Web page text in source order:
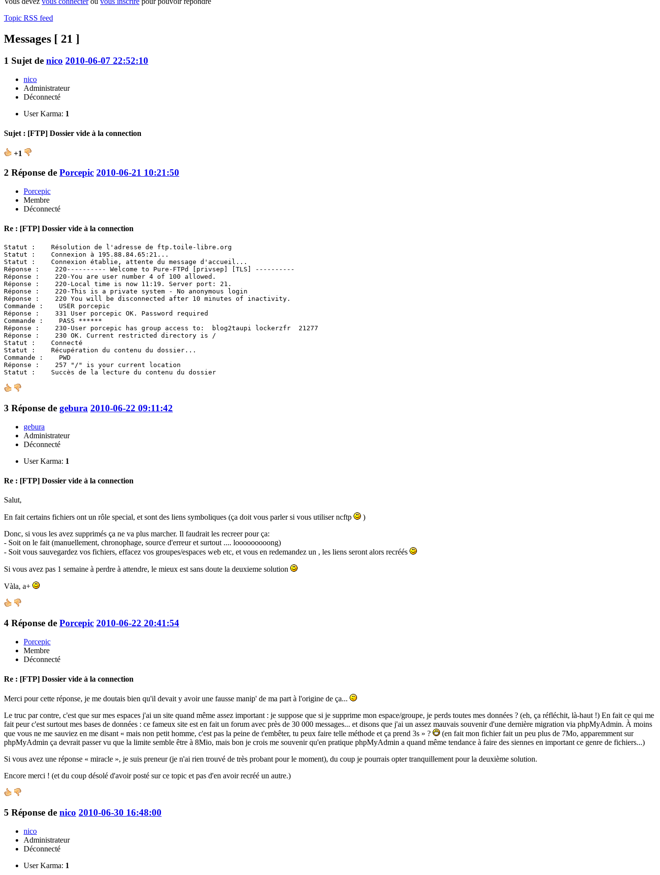
Topic RSS feed
Messages [ 21 ]
1 Sujet de nico 2010-06-07 22:52:10
nico
Administrateur
Déconnecté
User Karma: 1
Sujet : [FTP] Dossier vide à la connection
+1
2 Réponse de Porcepic 2010-06-21 10:21:50
Porcepic
Membre
Déconnecté
Re : [FTP] Dossier vide à la connection
Statut :    Résolution de l'adresse de ftp.toile-libre.org
Statut :    Connexion à 195.88.84.65:21...
Statut :    Connexion établie, attente du message d'accueil...
Réponse :    220---------- Welcome to Pure-FTPd [privsep] [TLS] ----------
Réponse :    220-You are user number 4 of 100 allowed.
Réponse :    220-Local time is now 11:19. Server port: 21.
Réponse :    220-This is a private system - No anonymous login
Réponse :    220 You will be disconnected after 10 minutes of inactivity.
Commande :    USER porcepic
Réponse :    331 User porcepic OK. Password required
Commande :    PASS ******
Réponse :    230-User porcepic has group access to:  blog2taupi lockerzfr  21277
Réponse :    230 OK. Current restricted directory is /
Statut :    Connecté
Statut :    Récupération du contenu du dossier...
Commande :    PWD
Réponse :    257 "/" is your current location
Statut :    Succès de la lecture du contenu du dossier
3 Réponse de gebura 2010-06-22 09:11:42
gebura
Administrateur
Déconnecté
User Karma: 1
Re : [FTP] Dossier vide à la connection
Salut,
En fait certains fichiers ont un rôle special, et sont des liens symboliques (ça doit vous parler si vous utiliser ncftp
)
Donc, si vous les avez supprimés ça ne va plus marcher. Il faudrait les recreer pour ça:
- Soit on le fait (manuellement, chronophage, source d'erreur et surtout .... looooooooong)
- Soit vous sauvegardez vos fichiers, effacez vos groupes/espaces web etc, et vous en redemandez un , les liens seront alors recréés
Si vous avez pas 1 semaine à perdre à attendre, le mieux est sans doute la deuxieme solution
Vàla, a+
4 Réponse de Porcepic 2010-06-22 20:41:54
Porcepic
Membre
Déconnecté
Re : [FTP] Dossier vide à la connection
Merci pour cette réponse, je me doutais bien qu'il devait y avoir une fausse manip' de ma part à l'origine de ça...
Le truc par contre, c'est que sur mes espaces j'ai un site quand même assez important : je suppose que si je supprime mon espace/groupe, je perds toutes mes données ? (eh, ça réfléchit, là-haut !) En fait ce qui me
fait peur c'est surtout mes bases de données : ce fameux site est en fait un forum avec près de 30 000 messages... et disons que j'ai un assez mauvais souvenir d'une dernière migration via phpMyAdmin. À moins
que vous ne me sauviez en me disant « mais non petit homme, c'est pas la peine de t'embêter, tu peux faire telle méthode et ça prend 3s » ?
(en fait mon fichier fait un peu plus de 7Mo, apparemment sur
phpMyAdmin ça devrait passer vu que la limite semble être à 8Mio, mais bon je crois me souvenir qu'en pratique phpMyAdmin a quand même tendance à faire des siennes en important ce genre de fichiers...)
Si vous avez une réponse « miracle », je suis preneur (je n'ai rien trouvé de très probant pour le moment), du coup je pourrais opter tranquillement pour la deuxième solution.
Encore merci ! (et du coup désolé d'avoir posté sur ce topic et pas d'en avoir recréé un autre.)
5 Réponse de nico 2010-06-30 16:48:00
nico
Administrateur
Déconnecté
User Karma: 1